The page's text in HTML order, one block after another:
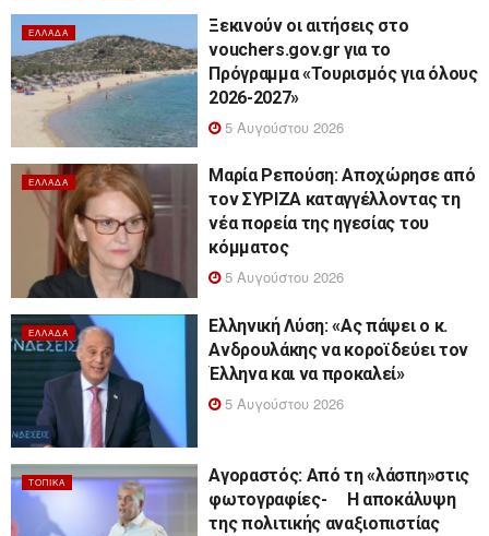
ΕΛΛΆΔΑ
Ξεκινούν οι αιτήσεις στο
vouchers.gov.gr για το
Πρόγραμμα «Τουρισμός για όλους
2026-2027»
5 Αυγούστου 2026
ΕΛΛΆΔΑ
Μαρία Ρεπούση: Αποχώρησε από
τον ΣΥΡΙΖΑ καταγγέλλοντας τη
νέα πορεία της ηγεσίας του
κόμματος
5 Αυγούστου 2026
ΕΛΛΆΔΑ
Ελληνική Λύση: «Ας πάψει ο κ.
Ανδρουλάκης να κοροϊδεύει τον
Έλληνα και να προκαλεί»
5 Αυγούστου 2026
ΤΟΠΙΚΆ
Αγοραστός: Από τη «λάσπη»στις
φωτογραφίες- Η αποκάλυψη
της πολιτικής αναξιοπιστίας